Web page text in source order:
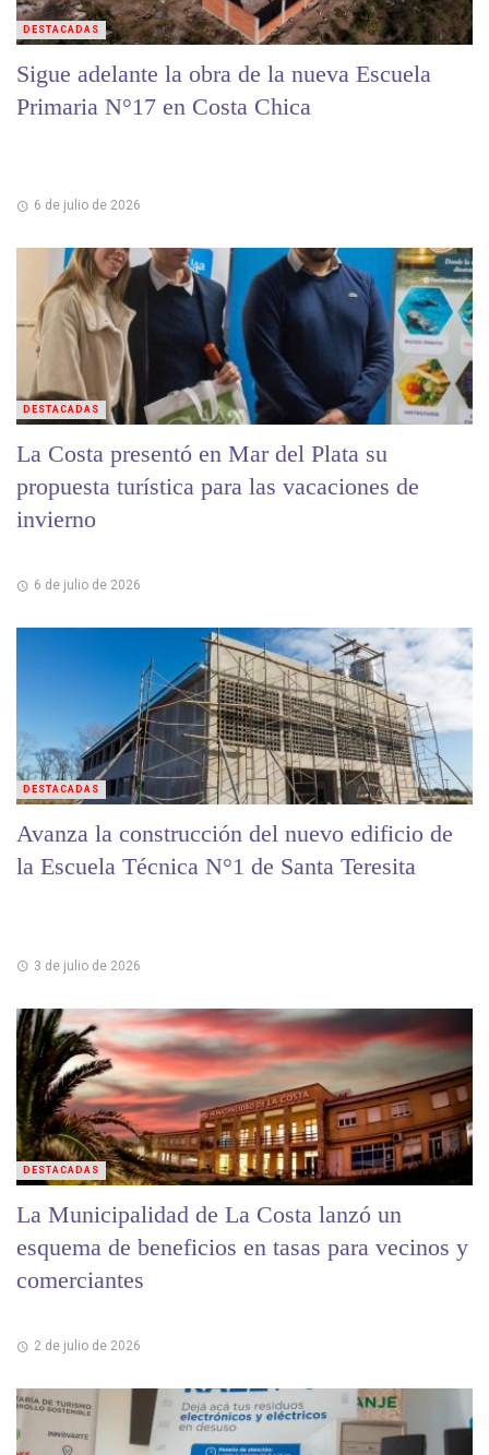
Sigue adelante la obra de la nueva Escuela
Primaria N°17 en Costa Chica
6 de julio de 2026
DESTACADAS
La Costa presentó en Mar del Plata su
propuesta turística para las vacaciones de
invierno
6 de julio de 2026
DESTACADAS
Avanza la construcción del nuevo edificio de
la Escuela Técnica N°1 de Santa Teresita
3 de julio de 2026
DESTACADAS
La Municipalidad de La Costa lanzó un
esquema de beneficios en tasas para vecinos y
comerciantes
2 de julio de 2026
DESTACADAS